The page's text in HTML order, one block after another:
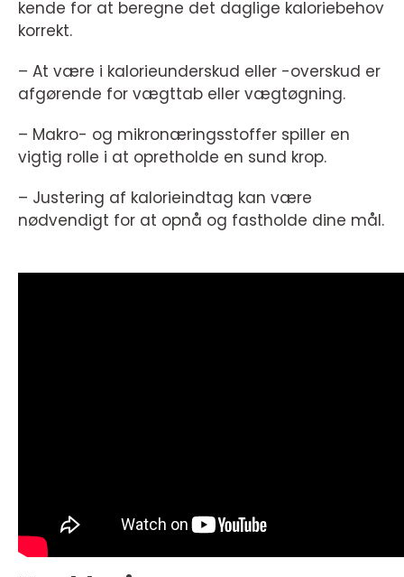
kende for at beregne det daglige kaloriebehov
korrekt.
– At være i kalorieunderskud eller -overskud er
afgørende for vægttab eller vægtøgning.
– Makro- og mikronæringsstoffer spiller en
vigtig rolle i at opretholde en sund krop.
– Justering af kalorieindtag kan være
nødvendigt for at opnå og fastholde dine mål.